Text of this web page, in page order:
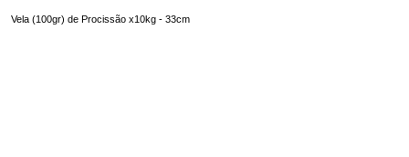
Vela (100gr) de Procissão x10kg - 33cm